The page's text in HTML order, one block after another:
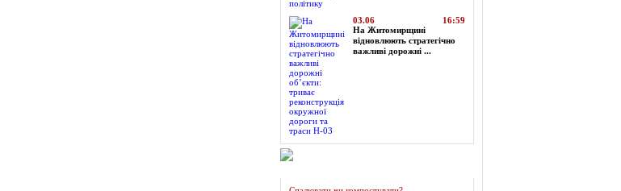
03.06
16:59
На Житомирщині
відновлюють стратегічно
важливі дорожні ...